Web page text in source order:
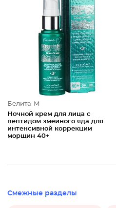
Белита-М
Ночной крем для лица с
пептидом змеиного яда для
интенсивной коррекции
морщин 40+
Смежные разделы